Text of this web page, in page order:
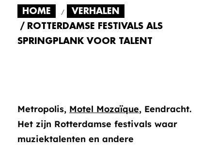
HOME
VERHALEN
ROTTERDAMSE FESTIVALS ALS
SPRINGPLANK VOOR TALENT
Metropolis, Motel Mozaïque, Eendracht.
Het zijn Rotterdamse festivals waar
muziektalenten en andere